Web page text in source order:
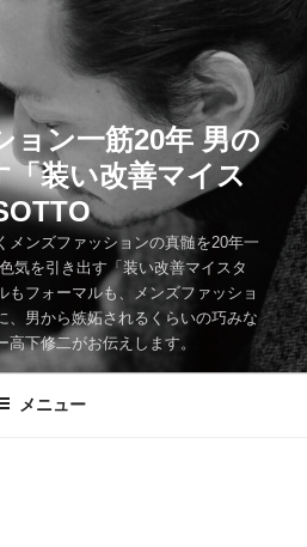
ョン一筋20年 男の
「装い改善マイス
メンズファッションの真髄を20年一
気を引き出す「装い改善マイスタ
もフォーマルも、メンズファッショ
、男から嫉妬されるくらいの巧みな
下修二がお伝えします。
メニュー